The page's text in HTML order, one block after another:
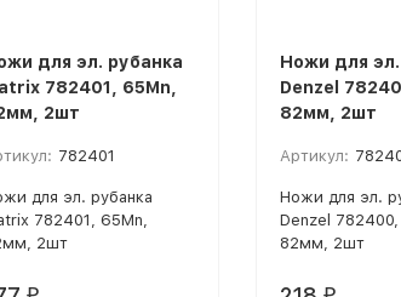
для эл. рубанка
782401, 65Mn,
2шт
782401
для эл. рубанка
782401, 65Mn,
2шт
Ножи для эл.
Denzel
82мм, 2шт
Артикул:
Ножи для эл.
Denzel
82мм, 2шт